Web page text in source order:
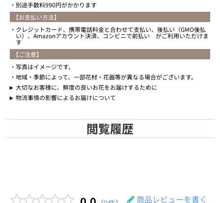
別途手数料990円がかかります
【お支払い方法】
クレジットカード、携帯電話料金と合わせて支払い、後払い（GMO後払
い）、Amazonアカウント決済、コンビニで前払い がご利用いただけま
す
【ご注意】
写真はイメージです。
地域・季節によって、一部花材・花器等が異なる場合がございます。
大切なお客様に、鮮度の良いお花をお届けするために
物流事情の影響によるお届けについて
閲覧履歴
商品レビューを書く